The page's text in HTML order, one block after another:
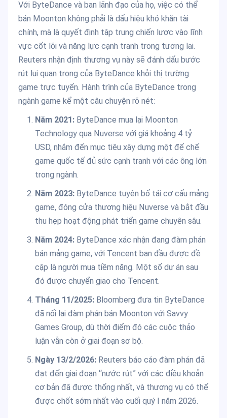
Với ByteDance và ban lãnh đạo của họ, việc có thể
bán Moonton không phải là dấu hiệu khó khăn tài
chính, mà là quyết định tập trung chiến lược vào lĩnh
vực cốt lõi và năng lực cạnh tranh trong tương lai.
Reuters nhận định thương vụ này sẽ đánh dấu bước
rút lui quan trọng của ByteDance khỏi thị trường
game trực tuyến. Hành trình của ByteDance trong
ngành game kể một câu chuyện rõ nét:
Năm 2021:ByteDance mua lại Moonton
Technology qua Nuverse với giá khoảng 4 tỷ
USD, nhắm đến mục tiêu xây dựng một đế chế
game quốc tế đủ sức cạnh tranh với các ông lớn
trong ngành.
Năm 2023:ByteDance tuyên bố tái cơ cấu mảng
game, đóng cửa thương hiệu Nuverse và bắt đầu
thu hẹp hoạt động phát triển game chuyên sâu.
Năm 2024:ByteDance xác nhận đang đàm phán
bán mảng game, với Tencent ban đầu được đề
cập là người mua tiềm năng. Một số dự án sau
đó được chuyển giao cho Tencent.
Tháng 11/2025:Bloomberg đưa tin ByteDance
đã nối lại đàm phán bán Moonton với Savvy
Games Group, dù thời điểm đó các cuộc thảo
luận vẫn còn ở giai đoạn sơ bộ.
Ngày 13/2/2026:Reuters báo cáo đàm phán đã
đạt đến giai đoạn “nước rút” với các điều khoản
cơ bản đã được thống nhất, và thương vụ có thể
được chốt sớm nhất vào cuối quý I năm 2026.